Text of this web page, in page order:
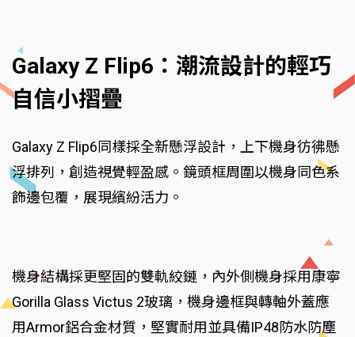
Galaxy Z Flip6：潮流設計的輕巧
自信小摺疊
Galaxy Z Flip6同樣採全新懸浮設計，上下機身彷彿懸
浮排列，創造視覺輕盈感。鏡頭框周圍以機身同色系
飾邊包覆，展現繽紛活力。
機身結構採更堅固的雙軌絞鏈，內外側機身採用康寧
Gorilla Glass Victus 2玻璃，機身邊框與轉軸外蓋應
用Armor鋁合金材質，堅實耐用並具備IP48防水防塵